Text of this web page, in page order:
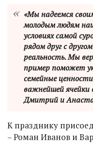
«Мы надеемся
молодым людям
условиях самой
рядом друг с
реальность. Мы
пример поможет
семейные
важнейшей ячейки
Дмитрий и
К празднику
– Роман Иванов и